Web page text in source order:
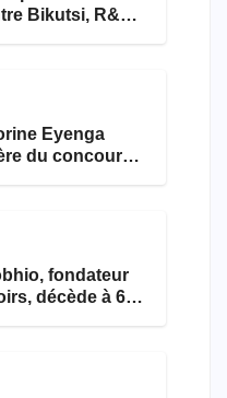
Bikutsi, R&B
Eyenga
du concours
fondateur
décède à 69